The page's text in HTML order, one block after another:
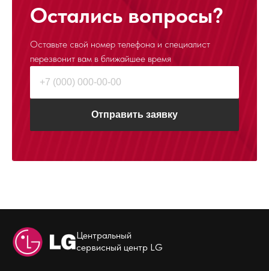
Остались вопросы?
Оставьте свой номер телефона и специалист
перезвонит вам в ближайшее время
Отправить заявку
Центральный
сервисный центр LG